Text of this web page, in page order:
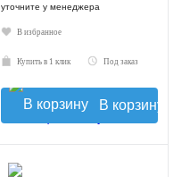
уточните у менеджера
В избранное
Купить в 1 клик Под заказ
В корзину